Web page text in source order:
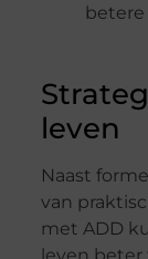
leven
Naast
van
met ADD